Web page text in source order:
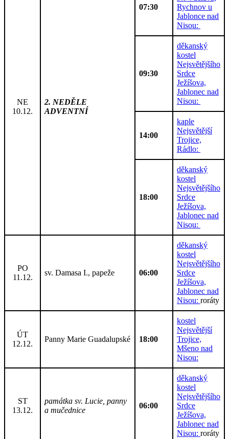
NE
10.12.
2. NEDĚLE
ADVENTNÍ
07:30
Rychnov u
Jablonce nad
Nisou:
09:30
děkanský
kostel
Nejsvětějšího
Srdce
Ježíšova,
Jablonec nad
Nisou:
14:00
kaple
Nejsvětější
Trojice,
Rádlo:
18:00
děkanský
kostel
Nejsvětějšího
Srdce
Ježíšova,
Jablonec nad
Nisou:
PO
11.12.
sv. Damasa I., papeže 06:00
děkanský
kostel
Nejsvětějšího
Srdce
Ježíšova,
Jablonec nad
Nisou: roráty
ÚT
12.12.
Panny Marie Guadalupské 18:00
kostel
Nejsvětější
Trojice,
Mšeno nad
Nisou:
ST
13.12.
památka sv. Lucie, panny
a mučednice
06:00
děkanský
kostel
Nejsvětějšího
Srdce
Ježíšova,
Jablonec nad
Nisou: roráty